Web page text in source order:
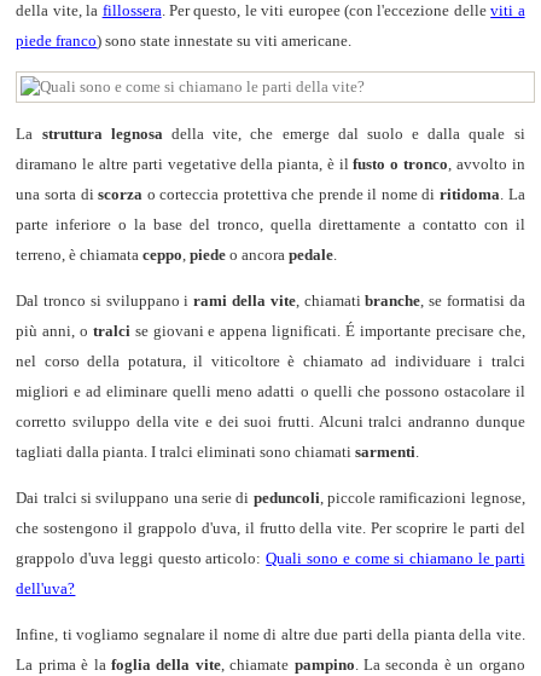
della vite, la fillossera. Per questo, le viti europee (con l'eccezione delleviti a
piede franco) sono state innestate su viti americane.
La struttura legnosadella vite, che emerge dal suolo e dalla quale si
diramano le altre parti vegetative della pianta, è ilfusto o tronco, avvolto in
una sorta discorza o corteccia protettiva che prende il nome di ritidoma. La
parte inferiore o la base del tronco, quella direttamente a contatto con il
terreno, è chiamataceppo,piede o ancorapedale.
Dal tronco si sviluppano irami della vite, chiamatibranche, se formatisi da
più anni, o tralcise giovani e appena lignificati. É importante precisare che,
nel corso della potatura, il viticoltore è chiamato ad individuare i tralci
migliori e ad eliminare quelli meno adatti o quelli che possono ostacolare il
corretto sviluppo della vite e dei suoi frutti. Alcuni tralci andranno dunque
tagliati dalla pianta. I tralci eliminati sono chiamatisarmenti.
Dai tralci si sviluppano una serie di peduncoli, piccole ramificazioni legnose,
che sostengono il grappolo d'uva, il frutto della vite. Per scoprire le parti del
grappolo d'uva leggi questo articolo:Quali sono e come si chiamano le parti
dell'uva?
Infine, ti vogliamo segnalare il nome di altre due parti della pianta della vite.
La prima è lafoglia della vite, chiamate pampino. La seconda è un organo